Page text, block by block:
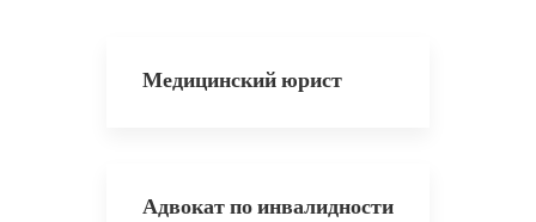
Медицинский юрист
Адвокат по инвалидности